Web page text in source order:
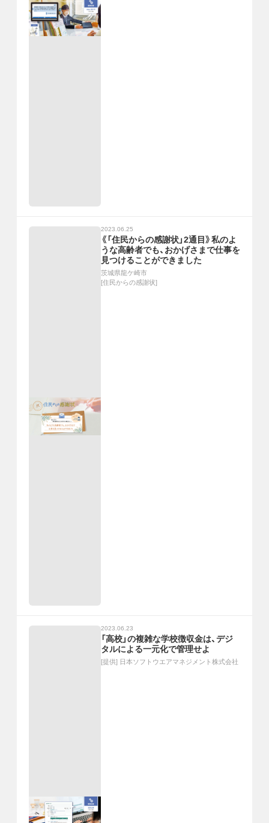
2023.06.25
《「住民からの感謝状」2通目》私のよ
うな高齢者でも、おかげさまで仕事を
見つけることができました
茨城県龍ケ崎市
[住民からの感謝状]
2023.06.23
「高校」の複雑な学校徴収金は、デジ
タルによる一元化で管理せよ
[提供] 日本ソフトウエアマネジメント株式会社